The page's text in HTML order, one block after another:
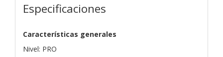
Especificaciones
Características generales
Nivel: PRO